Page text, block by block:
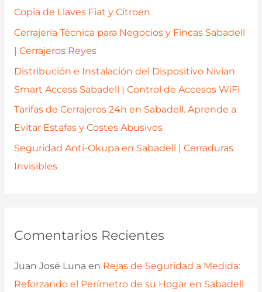
o
Copia de Llaves Fiat y Citroën
Cerrajería Técnica para Negocios y Fincas Sabadell
| Cerrajeros Reyes
Distribución e Instalación del Dispositivo Nivian
Smart Access Sabadell | Control de Accesos WiFi
Tarifas de Cerrajeros 24h en Sabadell. Aprende a
Evitar Estafas y Costes Abusivos
Seguridad Anti-Okupa en Sabadell | Cerraduras
Invisibles
Comentarios Recientes
Juan José Luna en Rejas de Seguridad a Medida:
Reforzando el Perímetro de su Hogar en Sabadell